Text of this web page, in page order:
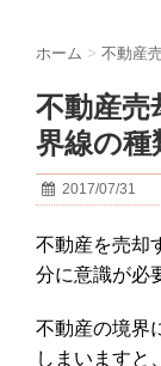
ホーム > 不動産
不動産売
界線の種
2017/07/31
不動産を売却
分に意識が必
不動産の境界
しまいますと